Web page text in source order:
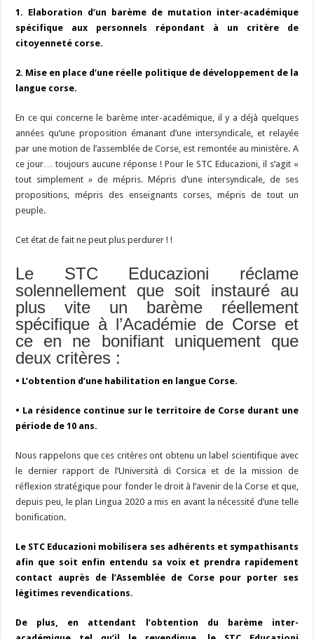
1. Elaboration d’un barème de mutation inter-académique
spécifique aux personnels répondant à un critère de
citoyenneté corse.
2. Mise en place d’une réelle politique de développement de la
langue corse.
En ce qui concerne le barème inter-académique, il y a déjà quelques
années qu’une proposition émanant d’une intersyndicale, et relayée
par une motion de l’assemblée de Corse, est remontée au ministère. A
ce jour… toujours aucune réponse ! Pour le STC Educazioni, il s’agit «
tout simplement » de mépris. Mépris d’une intersyndicale, de ses
propositions, mépris des enseignants corses, mépris de tout un
peuple.
Cet état de fait ne peut plus perdurer ! !
Le STC Educazioni réclame
solennellement que soit instauré au
plus vite un barème réellement
spécifique à l’Académie de Corse et
ce en ne bonifiant uniquement que
deux critères :
• L’obtention d’une habilitation en langue Corse.
• La résidence continue sur le territoire de Corse durant une
période de 10 ans.
Nous rappelons que ces critères ont obtenu un label scientifique avec
le dernier rapport de l’Università di Corsica et de la mission de
réflexion stratégique pour fonder le droit à l’avenir de la Corse et que,
depuis peu, le plan Lingua 2020 a mis en avant la nécessité d’une telle
bonification.
Le STC Educazioni mobilisera ses adhérents et sympathisants
afin que soit enfin entendu sa voix et prendra rapidement
contact auprès de l’Assemblée de Corse pour porter ses
légitimes revendications.
De plus, en attendant l’obtention du barème inter-